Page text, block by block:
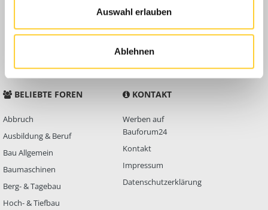
Auswahl erlauben
Ablehnen
Anleitungen
FAQ
Community Regeln
BELIEBTE FOREN
Abbruch
Ausbildung & Beruf
Bau Allgemein
Baumaschinen
Berg- & Tagebau
Hoch- & Tiefbau
KONTAKT
Werben auf
Bauforum24
Kontakt
Impressum
Datenschutzerklärung